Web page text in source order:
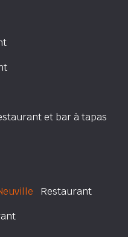
et bar à tapas
Restaurant